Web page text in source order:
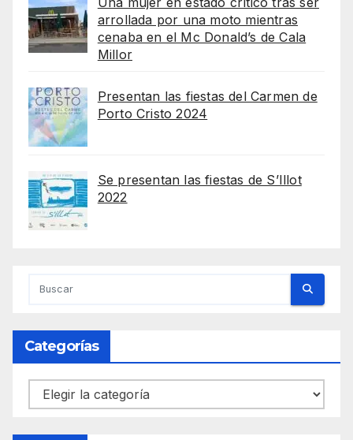
arrollada por una moto mientras
cenaba en el Mc Donald’s de Cala
Millor
Presentan las fiestas del Carmen de
Porto Cristo 2024
Se presentan las fiestas de S’Illot
2022
Categorías
Categorías